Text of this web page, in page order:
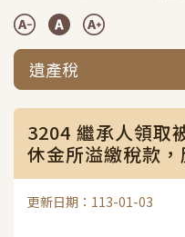
遺產稅
3204 繼承人領取
休金所溢繳稅款
更新日期：113-01-03